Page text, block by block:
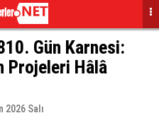
Gün Karnesi:
Projeleri Hâlâ
2026 Salı